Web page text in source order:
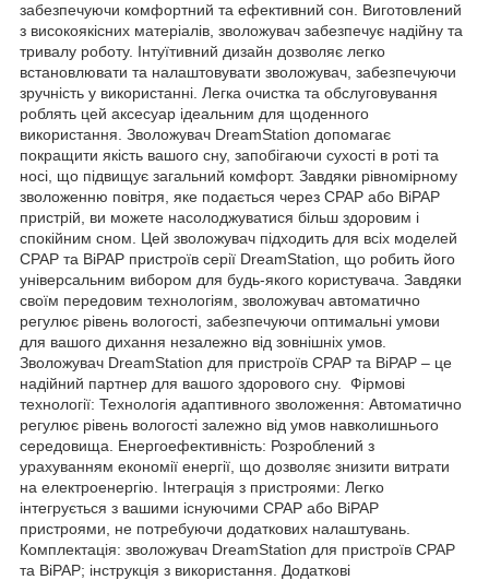
забезпечуючи комфортний та ефективний сон. Виготовлений
з високоякісних матеріалів, зволожувач забезпечує надійну та
тривалу роботу. Інтуїтивний дизайн дозволяє легко
встановлювати та налаштовувати зволожувач, забезпечуючи
зручність у використанні. Легка очистка та обслуговування
роблять цей аксесуар ідеальним для щоденного
використання. Зволожувач DreamStation допомагає
покращити якість вашого сну, запобігаючи сухості в роті та
носі, що підвищує загальний комфорт. Завдяки рівномірному
зволоженню повітря, яке подається через CPAP або BiPAP
пристрій, ви можете насолоджуватися більш здоровим і
спокійним сном. Цей зволожувач підходить для всіх моделей
CPAP та BiPAP пристроїв серії DreamStation, що робить його
універсальним вибором для будь-якого користувача. Завдяки
своїм передовим технологіям, зволожувач автоматично
регулює рівень вологості, забезпечуючи оптимальні умови
для вашого дихання незалежно від зовнішніх умов.
Зволожувач DreamStation для пристроїв CPAP та BiPAP – це
надійний партнер для вашого здорового сну. Фірмові
технології: Технологія адаптивного зволоження: Автоматично
регулює рівень вологості залежно від умов навколишнього
середовища. Енергоефективність: Розроблений з
урахуванням економії енергії, що дозволяє знизити витрати
на електроенергію. Інтеграція з пристроями: Легко
інтегрується з вашими існуючими CPAP або BiPAP
пристроями, не потребуючи додаткових налаштувань.
Комплектація: зволожувач DreamStation для пристроїв CPAP
та BiPAP; інструкція з використання. Додаткові